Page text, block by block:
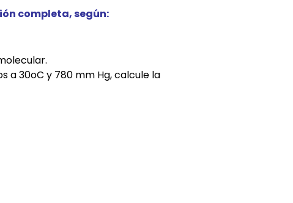
completa, según:
a 30oC y 780 mm Hg, calcule la